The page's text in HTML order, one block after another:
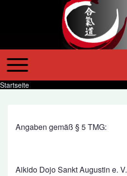
Main navigation
Toggle main menu
Startseite
Angaben gemäß § 5 TMG:
Aikido Dojo Sankt Augustin e. V.